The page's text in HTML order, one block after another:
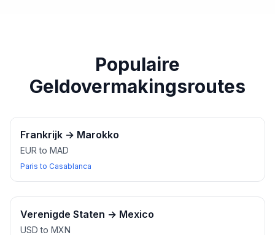
Populaire
Geldovermakingsroutes
Frankrijk → Marokko
EUR to MAD
Paris to Casablanca
Verenigde Staten → Mexico
USD to MXN